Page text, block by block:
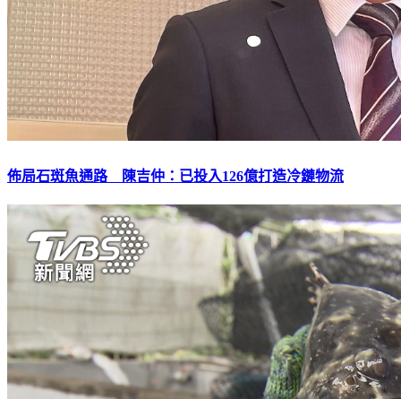
佈局石斑魚通路 陳吉仲：已投入126億打造冷鏈物流